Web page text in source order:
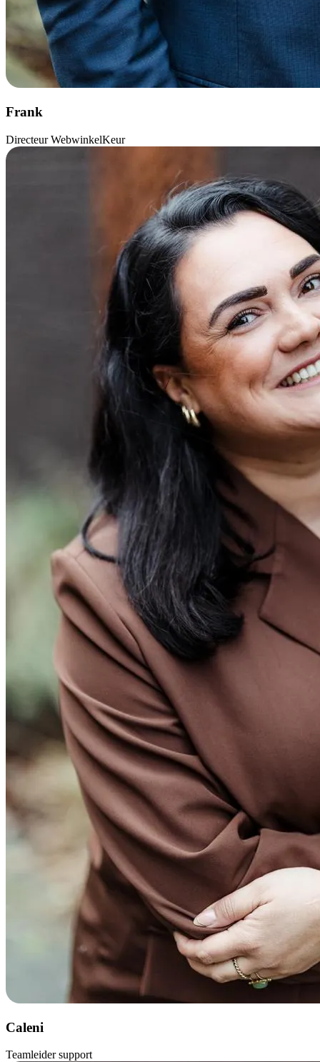
Frank
Directeur WebwinkelKeur
Caleni
Teamleider support